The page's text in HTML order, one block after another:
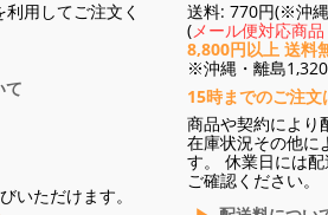
用してご注文く
て
いただけます。
送料: 770円(※沖
(メール便対応商
8,800円以上 送料
※沖縄・離島
15時までのご注文
商品や契約により
在庫状況その他に
す。 休業日には
ご確認ください。